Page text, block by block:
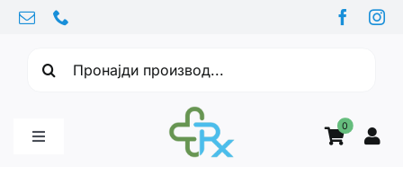
Skip
content
0
Toggle